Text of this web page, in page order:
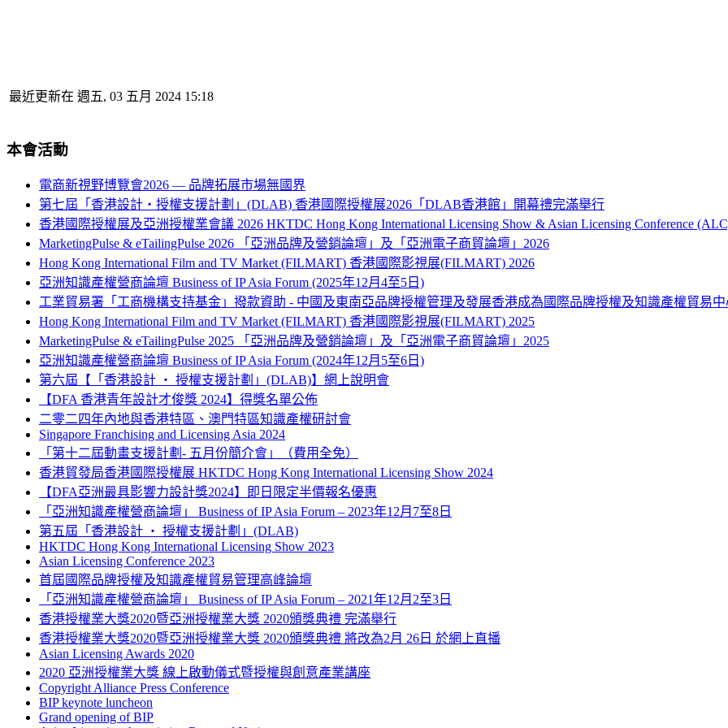
最近更新在 週五, 03 五月 2024 15:18
本會活動
電商新視野博覽會2026 — 品牌拓展市場無國界
第七屆「香港設計‧授權支援計劃」(DLAB) 香港國際授權展2026「DLAB香港館」開幕禮完滿舉行
香港國際授權展及亞洲授權業會議 2026 HKTDC Hong Kong International Licensing Show & Asian Licensing Conference
MarketingPulse & eTailingPulse 2026 「亞洲品牌及營銷論壇」及「亞洲電子商貿論壇」2026
Hong Kong International Film and TV Market (FILMART) 香港國際影視展(FILMART) 2026
亞洲知識產權營商論壇 Business of IP Asia Forum (2025年12月4至5日)
工業貿易署「工商機構支持基金」撥款資助 - 中國及東南亞品牌授權管理及發展香港成為國際品牌授權及知識產權貿易中
Hong Kong International Film and TV Market (FILMART) 香港國際影視展(FILMART) 2025
MarketingPulse & eTailingPulse 2025 「亞洲品牌及營銷論壇」及「亞洲電子商貿論壇」2025
亞洲知識產權營商論壇 Business of IP Asia Forum (2024年12月5至6日)
第六屆【「香港設計 ‧ 授權支援計劃」(DLAB)】網上說明會
【DFA 香港青年設計才俊獎 2024】得獎名單公佈
二零二四年內地與香港特區、澳門特區知識產權研討會
Singapore Franchising and Licensing Asia 2024
「第十二屆動畫支援計劃- 五月份簡介會」（費用全免）
香港貿發局香港國際授權展 HKTDC Hong Kong International Licensing Show 2024
【DFA亞洲最具影響力設計獎2024】即日限定半價報名優惠
「亞洲知識產權營商論壇」 Business of IP Asia Forum – 2023年12月7至8日
第五屆「香港設計 ‧ 授權支援計劃」(DLAB)
HKTDC Hong Kong International Licensing Show 2023
Asian Licensing Conference 2023
首屆國際品牌授權及知識產權貿易管理高峰論壇
「亞洲知識產權營商論壇」 Business of IP Asia Forum – 2021年12月2至3日
香港授權業大獎2020暨亞洲授權業大獎 2020頒獎典禮 完滿舉行
香港授權業大獎2020暨亞洲授權業大獎 2020頒獎典禮 將改為2月 26日 於網上直播
Asian Licensing Awards 2020
2020 亞洲授權業大獎 線上啟動儀式暨授權與創意產業講座
Copyright Alliance Press Conference
BIP keynote luncheon
Grand opening of BIP